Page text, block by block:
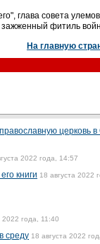
глава совета улемов
зажженный фитиль
На главную
церковь
2022 года, 14:57
книги 18 августа 2022
2022 года, 11:40
среду 18 августа 2022